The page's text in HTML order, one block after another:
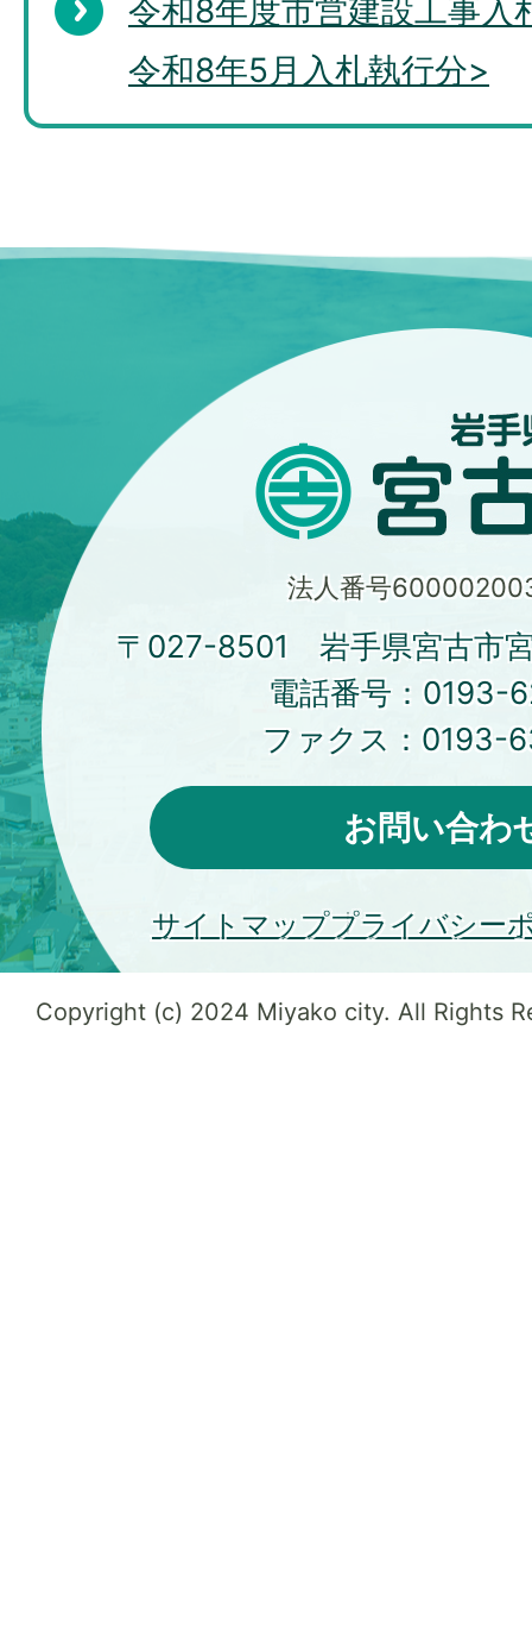
令和8年度市営建設工事入
令和8年5月入札執行分>
法人番号
〒027-8501 岩手県宮古市
電話番号： 0193-
ファクス： 0193-
お問い合わ
サイトマッププライバシー
Copyright (c) 2024 Miyako city. All Rights